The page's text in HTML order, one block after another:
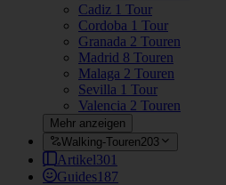
Cadiz 1 Tour
Cordoba 1 Tour
Granada 2 Touren
Madrid 8 Touren
Malaga 2 Touren
Sevilla 1 Tour
Valencia 2 Touren
Mehr anzeigen
Walking-Touren203
Artikel301
Guides187